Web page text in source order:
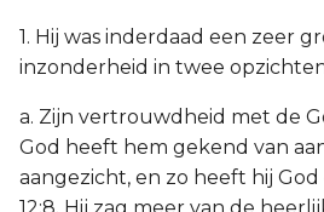
1. Hij was inderdaad een zeer
inzonderheid in twee
a. Zijn vertrouwdheid met de
God heeft hem gekend van
aangezicht, en zo heeft hij